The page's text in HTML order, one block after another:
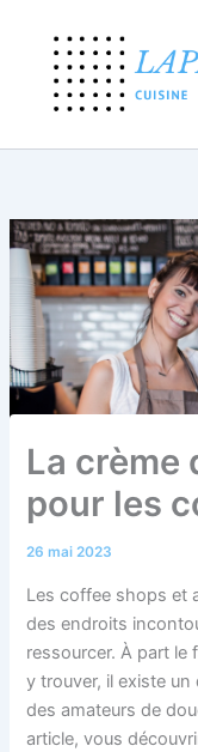
contenu
La crème
pour les
26 mai 2023
Les coffee shops et
des endroits
ressourcer. À part le
y trouver, il existe un
des amateurs de
article, vous